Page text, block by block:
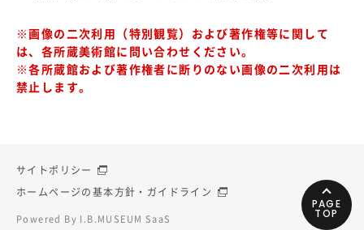
※画像の二次利用（特別観覧）および著作権等に関して
は、各所蔵美術館に問い合わせください。
※各所蔵館および著作権者に断りのない画像の二次利用は
禁止します。
Powered By I.B.MUSEUM SaaS
サイトポリシー
ホームページの基本方針・ガイドライン
PAGE
TOP